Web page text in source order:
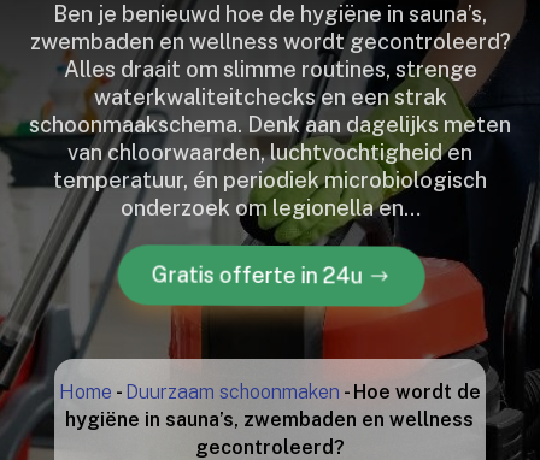
Ben je benieuwd hoe de hygiëne in sauna’s,
zwembaden en wellness wordt gecontroleerd?
Alles draait om slimme routines, strenge
waterkwaliteitchecks en een strak
schoonmaakschema.​ Denk aan dagelijks meten
van chloorwaarden, luchtvochtigheid en
temperatuur, én periodiek microbiologisch
onderzoek om legionella en…
Gratis offerte in 24u
Home - Duurzaam schoonmaken - Hoe wordt de
hygiëne in sauna’s, zwembaden en wellness
gecontroleerd?